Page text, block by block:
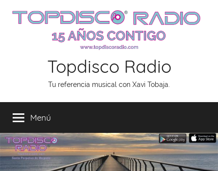
Topdisco Radio
Tu referencia musical con Xavi Tobaja.
Menú